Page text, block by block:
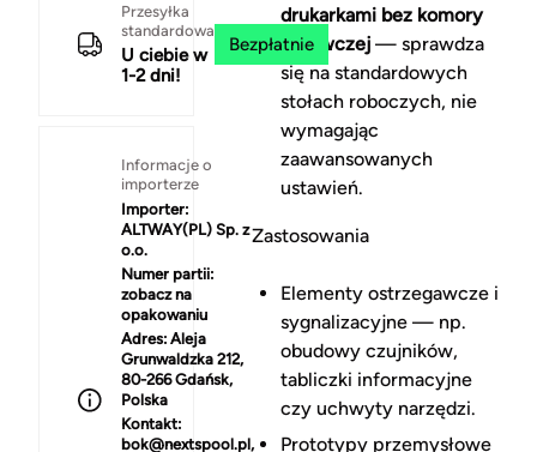
Przesyłka
standardowa
U ciebie w
1-2 dni!
Bezpłatnie
Informacje o
importerze
Importer:
ALTWAY(PL) Sp. z
o.o.
Numer partii:
zobacz na
opakowaniu
Adres: Aleja
Grunwaldzka 212,
80-266 Gdańsk,
Polska
Kontakt:
bok@nextspool.pl,
drukarkami bez komory
grzewczej— sprawdza
się na standardowych
stołach roboczych, nie
wymagając
zaawansowanych
ustawień.
Zastosowania
Elementy ostrzegawcze i
sygnalizacyjne — np.
obudowy czujników,
tabliczki informacyjne
czy uchwyty narzędzi.
Prototypy przemysłowe